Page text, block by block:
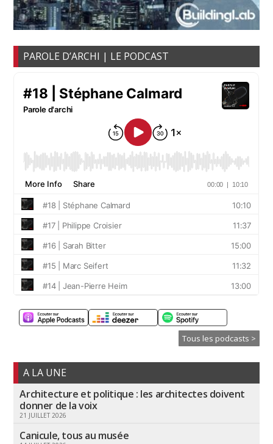
PAROLE D’ARCHI | LE PODCAST
Tous les podcasts >
A LA UNE
Architecture et politique : les architectes doivent
donner de la voix
21 JUILLET 2026
Canicule, tous au musée